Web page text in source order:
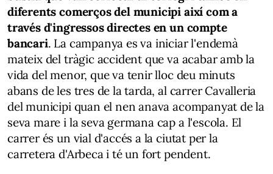
diferents comerços del municipi així com a
través d'ingressos directes en un compte
bancari. La campanya es va iniciar l'endemà
mateix del tràgic accident que va acabar amb la
vida del menor, que va tenir lloc deu minuts
abans de les tres de la tarda, al carrer Cavalleria
del municipi quan el nen anava acompanyat de la
seva mare i la seva germana cap a l'escola. El
carrer és un vial d'accés a la ciutat per la
carretera d'Arbeca i té un fort pendent.